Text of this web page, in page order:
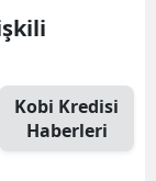
Kobi Kredisi
Haberleri